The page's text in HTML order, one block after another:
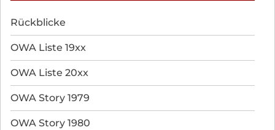
Navigation
Rückblicke
OWA Liste 19xx
OWA Liste 20xx
OWA Story 1979
OWA Story 1980